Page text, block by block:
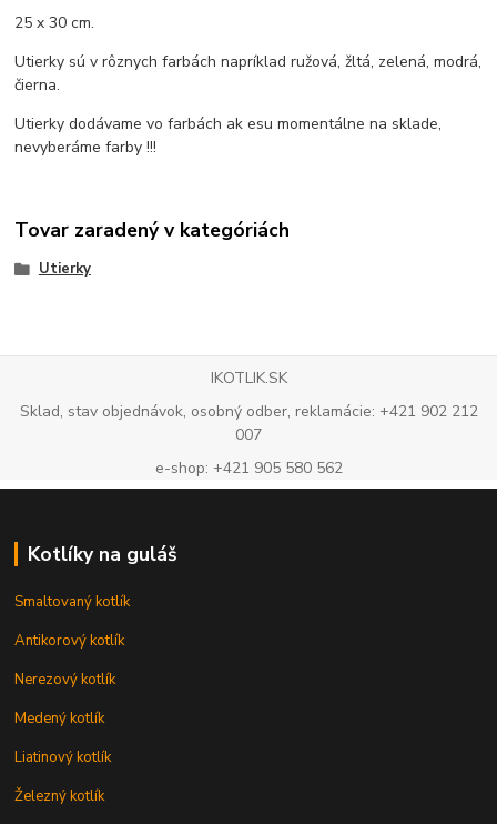
25 x 30 cm.
Utierky sú v rôznych farbách napríklad ružová, žltá, zelená, modrá,
čierna.
Utierky dodávame vo farbách ak esu momentálne na sklade,
nevyberáme farby !!!
Tovar zaradený v kategóriách
Utierky
IKOTLIK.SK
Sklad, stav objednávok, osobný odber, reklamácie: +421 902 212
007
e-shop: +421 905 580 562
Kotlíky na guláš
Smaltovaný kotlík
Antikorový kotlík
Nerezový kotlík
Medený kotlík
Liatinový kotlík
Železný kotlík